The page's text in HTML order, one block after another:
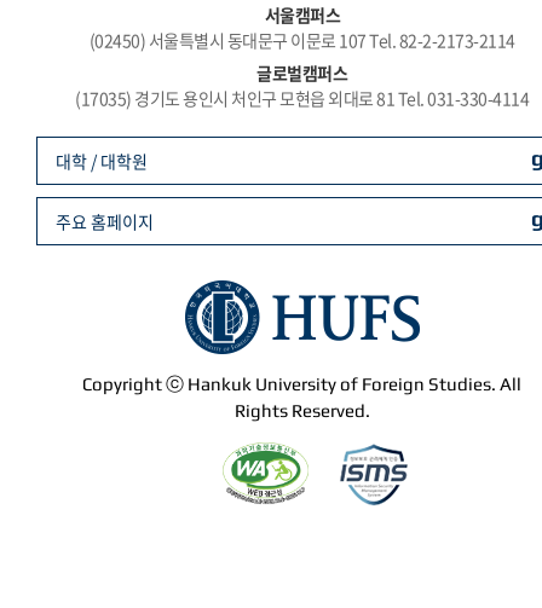
서울캠퍼스
(02450) 서울특별시 동대문구 이문로 107 Tel. 82-2-2173-2114
글로벌캠퍼스
(17035) 경기도 용인시 처인구 모현읍 외대로 81 Tel. 031-330-4114
Copyright ⓒ Hankuk University of Foreign Studies. All
Rights Reserved.
대학 / 대학원
주요 홈페이지